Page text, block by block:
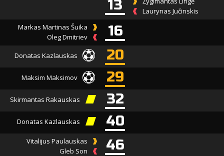
13
Laurynas Jučinskis
Markas Martinas Šuika
Oleg Dmitriev
16
Donatas Kazlauskas 20
Maksim Maksimov 29
Skirmantas Rakauskas 32
Donatas Kazlauskas 40
Vitalijus Paulauskas
Gleb Son
46